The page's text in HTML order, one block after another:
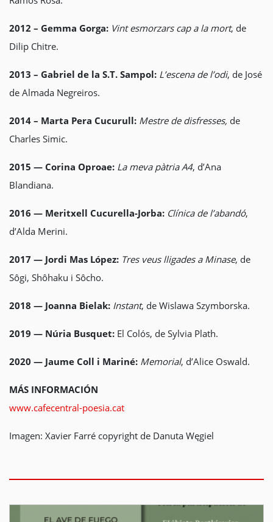
2012 – Gemma Gorga: Vint esmorzars cap a la mort, de
Dilip Chitre.
2013 – Gabriel de la S.T. Sampol: L’escena de l’odi, de José
de Almada Negreiros.
2014 – Marta Pera Cucurull: Mestre de disfresses, de
Charles Simic.
2015 — Corina Oproae: La meva pàtria A4, d’Ana
Blandiana.
2016 — Meritxell Cucurella-Jorba: Clínica de l’abandó,
d’Alda Merini.
2017 — Jordi Mas López: Tres veus lligades a Minase, de
Sôgi, Shôhaku i Sôcho.
2018 — Joanna Bielak: Instant, de Wislawa Szymborska.
2019 — Núria Busquet: El Colós, de Sylvia Plath.
2020 — Jaume Coll i Mariné: Memorial, d’Alice Oswald.
MÁS INFORMACIÓN
www.cafecentral-poesia.cat
Imagen: Xavier Farré copyright de Danuta Węgiel